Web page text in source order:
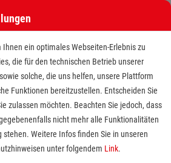
(m/w/d) in der
ein optimales Webseiten-Erlebnis zu
die für den technischen Betrieb unserer
solche, die uns helfen, unsere Plattform
Funktionen bereitzustellen. Entscheiden Sie
zulassen möchten. Beachten Sie jedoch, dass
nicht mehr alle Funktionalitäten
stehen. Weitere Infos finden Sie in unseren
unter folgendem Link.